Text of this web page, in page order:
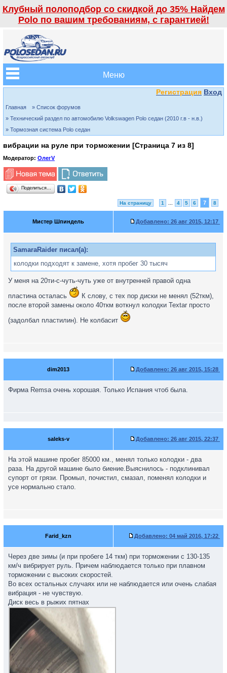
Клубный полоподбор со скидкой до 35% Найдем
Polo по вашим требованиям, с гарантией!
Меню
Регистрация Вход
Главная
» Список форумов
» Технический раздел по автомобилю Volkswagen Polo седан (2010 г.в - н.в.)
» Тормозная система Polo седан
вибрации на руле при торможении [Страница 7 из 8]
Модератор: ОлегV
Поделиться…
На страницу 1 4 5 6 7 8
Мистер Шпиндель Добавлено: 26 авг 2015, 12:17
SamaraRaider писал(а):
колодки подходят к замене, хотя пробег 30 тысяч
У меня на 20ти-с-чуть-чуть уже от внутренней правой одна
пластина осталась
К слову, с тех пор диски не менял (52ткм),
после второй замены около 40ткм воткнул колодки Textar просто
(задолбал пластилин). Не колбасит
dim2013 Добавлено: 26 авг 2015, 15:28
Фирма Remsa очень хорошая. Только Испания чтоб была.
saleks-v Добавлено: 26 авг 2015, 22:37
На этой машине пробег 85000 км., менял только колодки - два
раза. На другой машине было биение.Выяснилось - подклинивал
супорт от грязи. Промыл, почистил, смазал, поменял колодки и
усе нормально стало.
Farid_kzn Добавлено: 04 май 2016, 17:22
Через две зимы (и при пробеге 14 ткм) при торможении с 130-135
км/ч вибрирует руль. Причем наблюдается только при плавном
торможении с высоких скоростей.
Во всех остальных случаях или не наблюдается или очень слабая
вибрация - не чувствую.
Диск весь в рыжих пятнах